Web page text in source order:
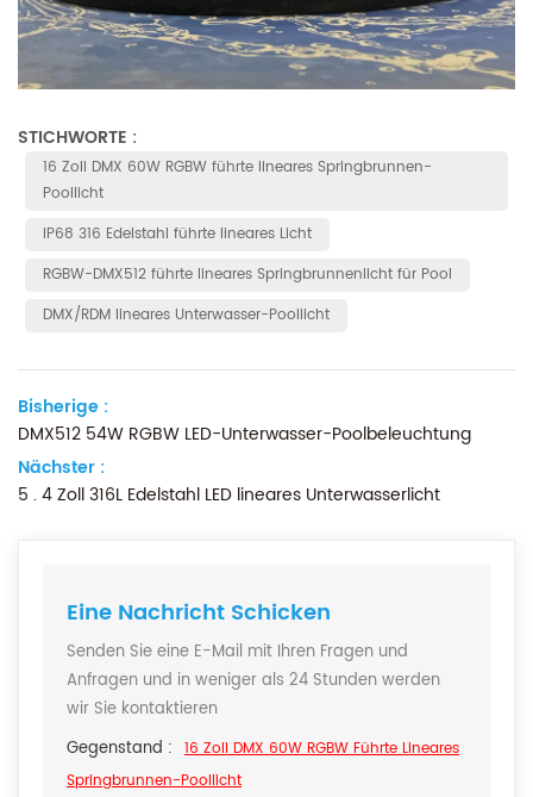
STICHWORTE :
16 Zoll DMX 60W RGBW führte lineares Springbrunnen-
Poollicht
IP68 316 Edelstahl führte lineares Licht
RGBW-DMX512 führte lineares Springbrunnenlicht für Pool
DMX/RDM lineares Unterwasser-Poollicht
Bisherige :
DMX512 54W RGBW LED-Unterwasser-Poolbeleuchtung
Nächster :
5 . 4 Zoll 316L Edelstahl LED lineares Unterwasserlicht
Eine Nachricht Schicken
Senden Sie eine E-Mail mit Ihren Fragen und
Anfragen und in weniger als 24 Stunden werden
wir Sie kontaktieren
Gegenstand : 16 Zoll DMX 60W RGBW Führte Lineares
Springbrunnen-Poollicht